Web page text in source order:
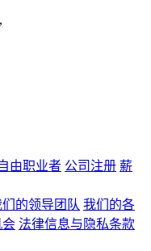
由职业者 公司注册 薪
的领导团队 我们的各
会 法律信息与隐私条款